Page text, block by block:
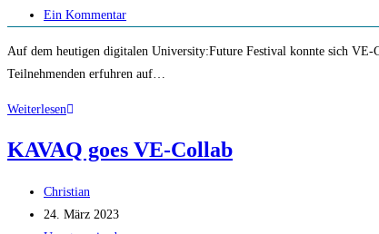
Kategorie:
Beitrags-
Ein Kommentar
Auf dem heutigen digitalen University:Future Festival konnte sich VE-
Teilnehmenden erfuhren auf…
WeiterlesenVE-
auf
University:Future
Festival
KAVAQ goes VE-Collab
Beitrags-
Autor:
Christian
Beitrag
24. März 2023